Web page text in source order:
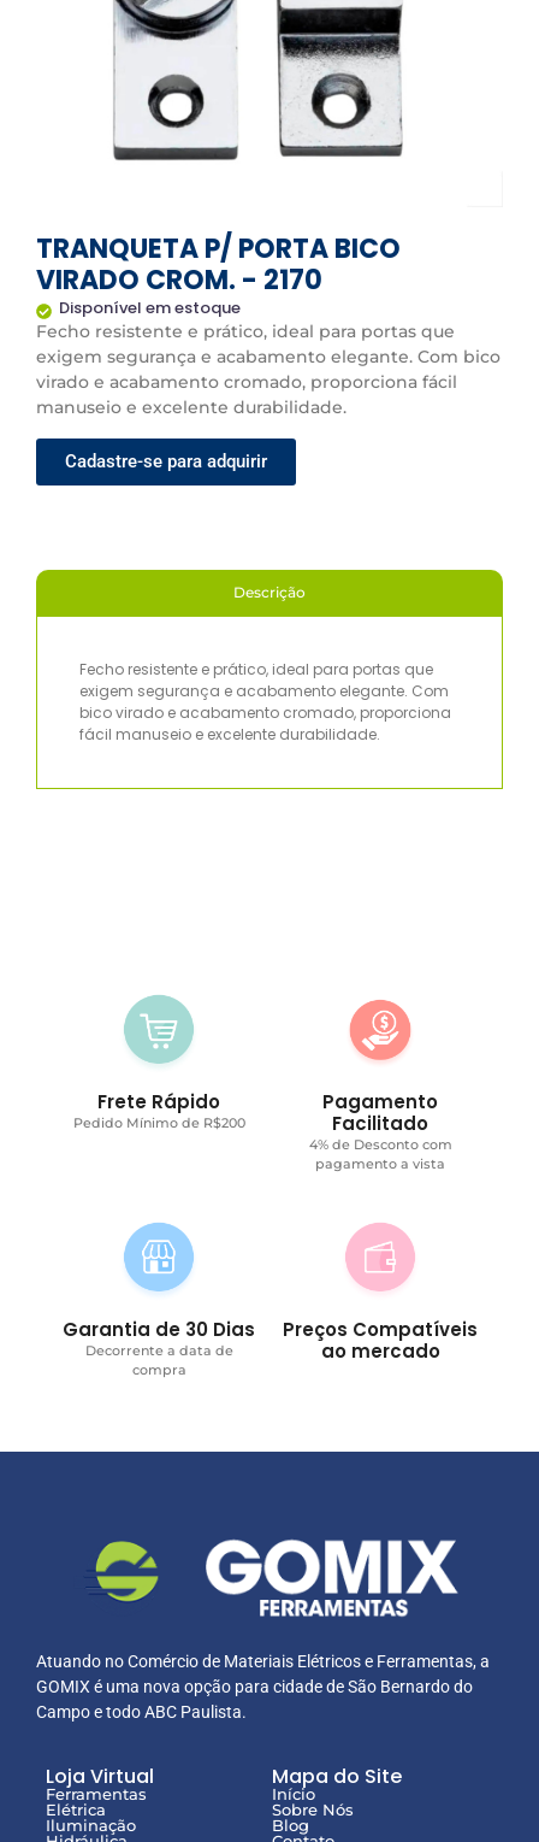
TRANQUETA P/ PORTA BICO
VIRADO CROM. - 2170
Disponível em estoque
Fecho resistente e prático, ideal para portas que
exigem segurança e acabamento elegante. Com bico
virado e acabamento cromado, proporciona fácil
manuseio e excelente durabilidade.
Cadastre-se para adquirir
Descrição
Fecho resistente e prático, ideal para portas que
exigem segurança e acabamento elegante. Com
bico virado e acabamento cromado, proporciona
fácil manuseio e excelente durabilidade.
Frete Rápido
Pedido Mínimo de R$200
Pagamento
Facilitado
4% de Desconto com
pagamento a vista
Garantia de 30 Dias
Decorrente a data de
compra
Preços Compatíveis
ao mercado
Atuando no Comércio de Materiais Elétricos e Ferramentas, a
GOMIX é uma nova opção para cidade de São Bernardo do
Campo e todo ABC Paulista.
Loja Virtual
Ferramentas
Elétrica
Iluminação
Mapa do Site
Início
Sobre Nós
Blog